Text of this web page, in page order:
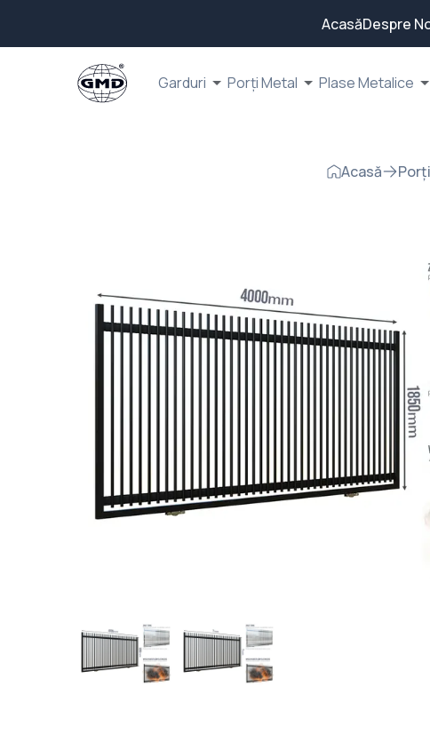
AcasăDespre
Garduri Porți Metal Plase Metalice
Acasă